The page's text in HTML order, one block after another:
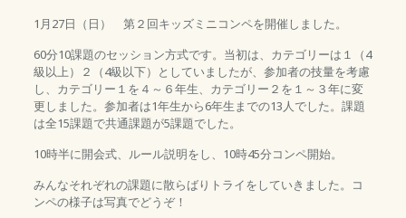
1月27日（日） 第２回キッズミニコンペを開催しました。
60分10課題のセッション方式です。当初は、カテゴリーは１（4
級以上）２（4級以下）としていましたが、参加者の技量を考慮
し、カテゴリー１を４～６年生、カテゴリー２を１～３年に変
更しました。参加者は1年生から6年生までの13人でした。課題
は全15課題で共通課題が5課題でした。
10時半に開会式、ルール説明をし、10時45分コンペ開始。
みんなそれぞれの課題に散らばりトライをしていきました。コ
ンペの様子は写真でどうぞ！